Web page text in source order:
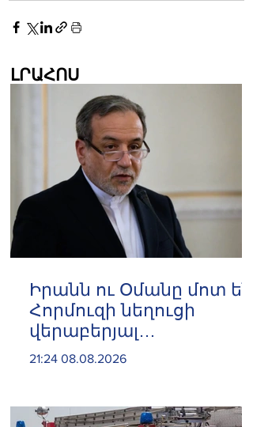
ԼՐԱՀՈՍ
Իրանն ու Օմանը մոտ են
Հորմուզի նեղուցի
վերաբերյալ
համաձայնության
21:24 08.08.2026